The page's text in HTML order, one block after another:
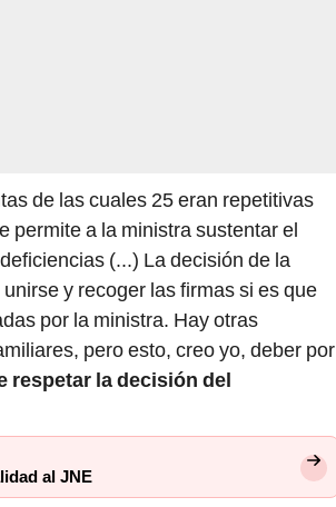
de las cuales 25 eran repetitivas
permite a la ministra sustentar el
(...) La decisión de la
y recoger las firmas si es que
por la ministra. Hay otras
pero esto, creo yo, deber por
respetar la decisión del
al JNE